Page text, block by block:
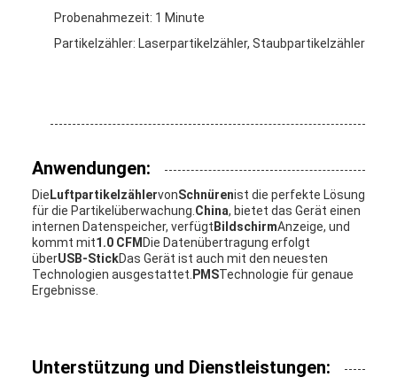
Probenahmezeit: 1 Minute
Partikelzähler: Laserpartikelzähler, Staubpartikelzähler
Anwendungen:
Die LuftpartikelzählervonSchnürenist die perfekte Lösung
für die Partikelüberwachung. China, bietet das Gerät einen
internen Datenspeicher, verfügt BildschirmAnzeige, und
kommt mit1.0 CFM Die Datenübertragung erfolgt
überUSB-StickDas Gerät ist auch mit den neuesten
Technologien ausgestattet. PMSTechnologie für genaue
Ergebnisse.
Unterstützung und Dienstleistungen: